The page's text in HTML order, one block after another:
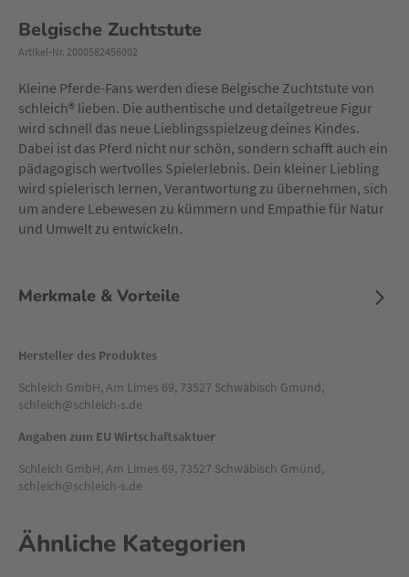
Belgische Zuchtstute
Artikel-Nr. 2000582456002
Kleine Pferde-Fans werden diese Belgische Zuchtstute von
schleich® lieben. Die authentische und detailgetreue Figur
wird schnell das neue Lieblingsspielzeug deines Kindes.
Dabei ist das Pferd nicht nur schön, sondern schafft auch ein
pädagogisch wertvolles Spielerlebnis. Dein kleiner Liebling
wird spielerisch lernen, Verantwortung zu übernehmen, sich
um andere Lebewesen zu kümmern und Empathie für Natur
und Umwelt zu entwickeln.
Merkmale & Vorteile
Hersteller des Produktes
Schleich GmbH, Am Limes 69, 73527 Schwäbisch Gmünd,
schleich@schleich-s.de
Angaben zum EU Wirtschaftsaktuer
Schleich GmbH, Am Limes 69, 73527 Schwäbisch Gmünd,
schleich@schleich-s.de
Ähnliche Kategorien